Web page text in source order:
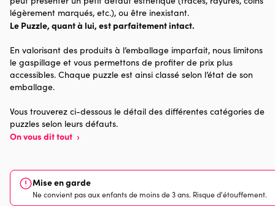
Peace, et profitez pleinement d'un moment de détente, à
assembler des illustrations originales, qui ne vous laisseront pas
Pieces & Peace s'engage également pour les plus démunis :
pour chaque boite de puzzle vendue, 1 € est reversé à une
association qui oeuvre pour la paix et le bien-être dans le
monde.
Age
Puzzle pour Adultes (500 à
Provenance Made in France
Dimensions
légèrement marqués, etc.), ou être inexistant.
Le Puzzle, quant à lui, est parfaitement intact.
En valorisant des produits à l’emballage imparfait, nous limitons
le gaspillage et vous permettons de profiter de prix plus
accessibles. Chaque puzzle est ainsi classé selon l’état de son
emballage.
Vous trouverez ci-dessous le détail des différentes catégories de
puzzles selon leurs défauts.
On vous dit tout ›
Mise en garde
Ne convient pas aux enfants de moins de 3 ans. Risque d'étouffement.